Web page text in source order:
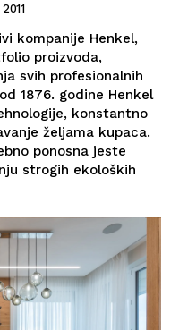
kompanije Henkel,
proizvoda,
svih profesionalnih
1876. godine Henkel
konstantno
željama kupaca.
ponosna jeste
strogih ekoloških